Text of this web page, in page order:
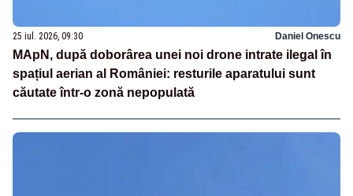
25 iul. 2026, 09:30 Daniel Onescu
MApN, după doborârea unei noi drone intrate ilegal în
spațiul aerian al României: resturile aparatului sunt
căutate într-o zonă nepopulată